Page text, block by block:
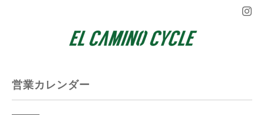
営業カレンダー